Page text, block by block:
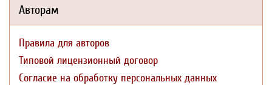
Авторам
Правила для авторов
Типовой лицензионный договор
Согласие на обработку персональных данных